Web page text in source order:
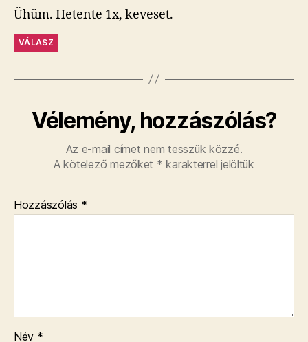
Ühüm. Hetente 1x, keveset.
VÁLASZ
Vélemény, hozzászólás?
Az e-mail címet nem tesszük közzé.
A kötelező mezőket * karakterrel jelöltük
Hozzászólás *
Név *